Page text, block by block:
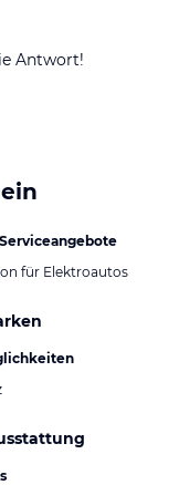
Antwort!
für Elektroautos